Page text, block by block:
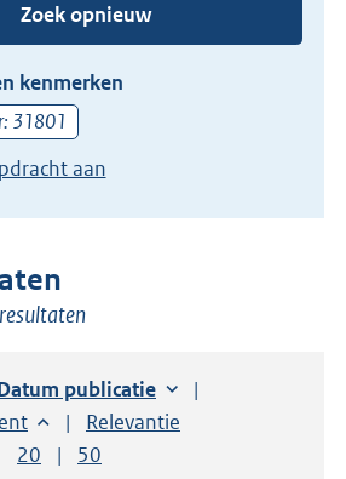
Zoek opnieuw
kenmerken
31801
aan
op:
publicatie
Sorteer op:
Relevantie
per pagina
Toon
20 resultaten per pagina
Toon
50